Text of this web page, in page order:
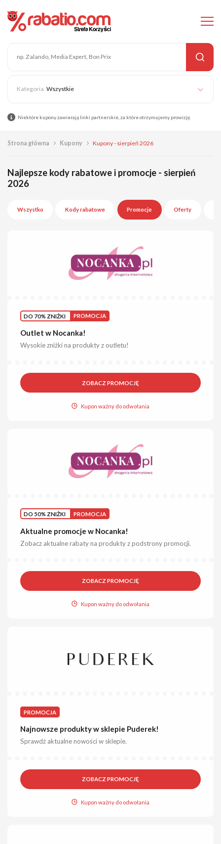
Wszystkie
Niektóre kupony zawierają linki partnerskie, za które otrzymujemy prowizję.
Strona główna Kupony Kupony - sierpień 2026
Najlepsze kody rabatowe i promocje - sierpień
2026
Wszystko Kody rabatowe Promocje Oferty
DO 70% ZNIŻKI PROMOCJA
Outlet w Nocanka!
Wysokie zniżki na produkty z outletu!
ZOBACZ PROMOCJĘ
Kupon ważny do odwołania
DO 50% ZNIŻKI PROMOCJA
Aktualne promocje w Nocanka!
Zobacz aktualne rabaty na produkty z podstrony promocji.
ZOBACZ PROMOCJĘ
Kupon ważny do odwołania
PROMOCJA
Najnowsze produkty w sklepie Puderek!
Sprawdź aktualne nowości w sklepie.
ZOBACZ PROMOCJĘ
Kupon ważny do odwołania